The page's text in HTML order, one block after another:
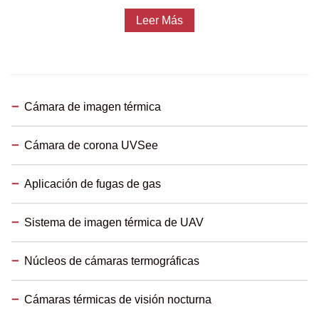
Leer Más
Cámara de imagen térmica
Cámara de corona UVSee
Aplicación de fugas de gas
Sistema de imagen térmica de UAV
Núcleos de cámaras termográficas
Cámaras térmicas de visión nocturna